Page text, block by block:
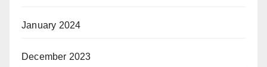
January 2024
December 2023